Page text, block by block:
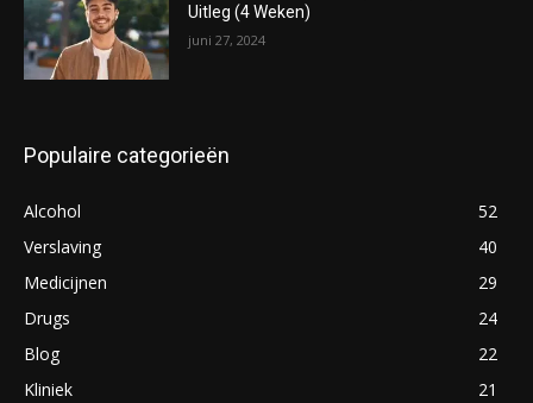
Uitleg (4 Weken)
juni 27, 2024
Populaire categorieën
Alcohol
52
Verslaving
40
Medicijnen
29
Drugs
24
Blog
22
Kliniek
21